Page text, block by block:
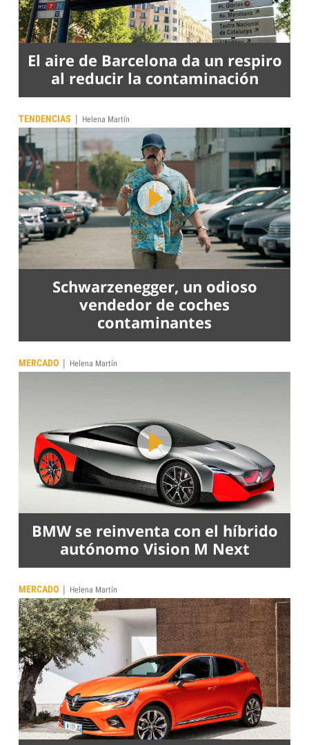
El aire de Barcelona da un respiro
al reducir la contaminación
TENDENCIAS | Helena Martín
Schwarzenegger, un odioso
vendedor de coches
contaminantes
MERCADO | Helena Martín
BMW se reinventa con el híbrido
autónomo Vision M Next
MERCADO | Helena Martín